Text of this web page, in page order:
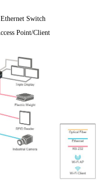
Switch
Point/Client